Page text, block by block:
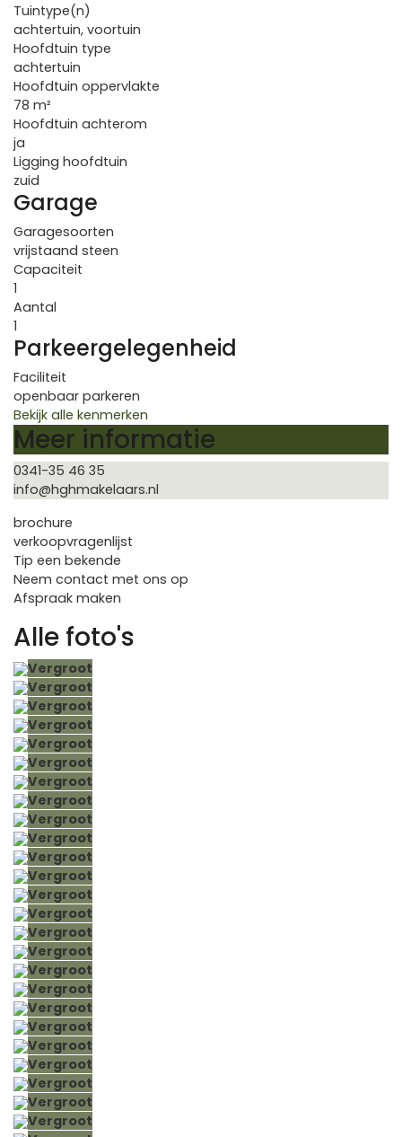
Tuintype(n)
achtertuin, voortuin
Hoofdtuin type
achtertuin
Hoofdtuin oppervlakte
78 m²
Hoofdtuin achterom
ja
Ligging hoofdtuin
zuid
Garage
Garagesoorten
vrijstaand steen
Capaciteit
1
Aantal
1
Parkeergelegenheid
Faciliteit
openbaar parkeren
Bekijk alle kenmerken
Meer informatie
0341-35 46 35
info@hghmakelaars.nl
brochure
verkoopvragenlijst
Tip een bekende
Neem contact met ons op
Afspraak maken
Alle foto's
Vergroot
Vergroot
Vergroot
Vergroot
Vergroot
Vergroot
Vergroot
Vergroot
Vergroot
Vergroot
Vergroot
Vergroot
Vergroot
Vergroot
Vergroot
Vergroot
Vergroot
Vergroot
Vergroot
Vergroot
Vergroot
Vergroot
Vergroot
Vergroot
Vergroot